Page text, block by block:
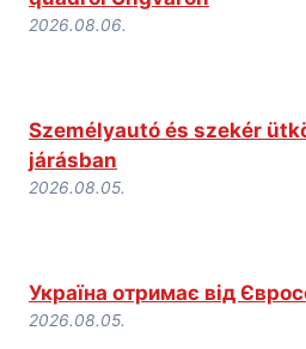
2026.08.06.
Személyautó és szekér
járásban
2026.08.05.
Україна отримає від
2026.08.05.